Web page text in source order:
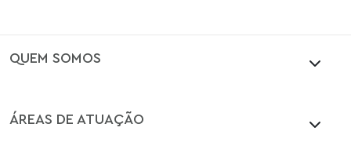
QUEM SOMOS
ÁREAS DE ATUAÇÃO